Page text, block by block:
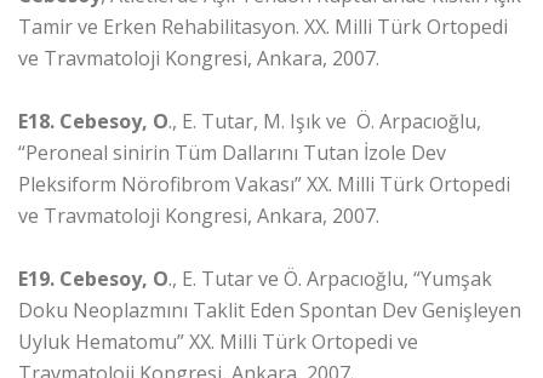
Tamir ve Erken Rehabilitasyon. XX. Milli Türk Ortopedi
ve Travmatoloji Kongresi, Ankara, 2007.
E18. Cebesoy, O., E. Tutar, M. Işık ve Ö. Arpacıoğlu,
“Peroneal sinirin Tüm Dallarını Tutan İzole Dev
Pleksiform Nörofibrom Vakası” XX. Milli Türk Ortopedi
ve Travmatoloji Kongresi, Ankara, 2007.
E19. Cebesoy, O., E. Tutar ve Ö. Arpacıoğlu, “Yumşak
Doku Neoplazmını Taklit Eden Spontan Dev Genişleyen
Uyluk Hematomu” XX. Milli Türk Ortopedi ve